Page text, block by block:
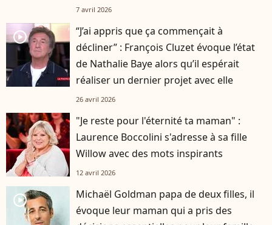
7 avril 2026
player2
“J’ai appris que ça commençait à
décliner” : François Cluzet évoque l’état
de Nathalie Baye alors qu’il espérait
réaliser un dernier projet avec elle
26 avril 2026
"Je reste pour l'éternité ta maman" :
Laurence Boccolini s'adresse à sa fille
Willow avec des mots inspirants
12 avril 2026
player2
Michaël Goldman papa de deux filles, il
évoque leur maman qui a pris des